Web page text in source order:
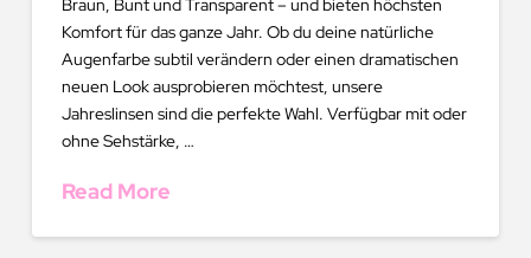
Komfort für das ganze Jahr. Ob du deine natürliche
Augenfarbe subtil verändern oder einen dramatischen
neuen Look ausprobieren möchtest, unsere
Jahreslinsen sind die perfekte Wahl. Verfügbar mit oder
ohne Sehstärke, …
Read More